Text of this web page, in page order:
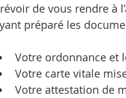
de vous rendre à
préparé les
Votre ordonnance et
Votre carte vitale
Votre attestation de